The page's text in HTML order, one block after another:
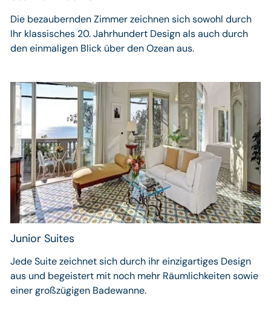
Die bezaubernden Zimmer zeichnen sich sowohl durch
Ihr klassisches 20. Jahrhundert Design als auch durch
den einmaligen Blick über den Ozean aus.
Junior Suites
Jede Suite zeichnet sich durch ihr einzigartiges Design
aus und begeistert mit noch mehr Räumlichkeiten sowie
einer großzügigen Badewanne.